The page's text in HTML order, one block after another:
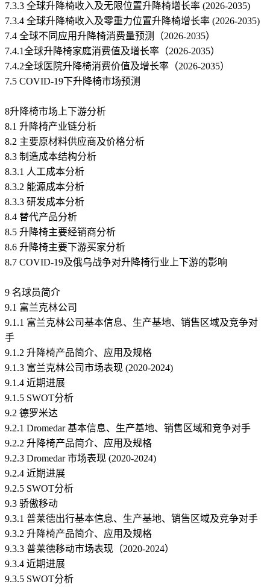
7.3.3 全球升降椅收入及无限位置升降椅增长率 (2026-2035)
7.3.4 全球升降椅收入及零重力位置升降椅增长率 (2026-2035)
7.4 全球不同应用升降椅消费量预测（2026-2035）
7.4.1全球升降椅家庭消费值及增长率（2026-2035）
7.4.2全球医院升降椅消费价值及增长率（2026-2035）
7.5 COVID-19下升降椅市场预测
8升降椅市场上下游分析
8.1 升降椅产业链分析
8.2 主要原材料供应商及价格分析
8.3 制造成本结构分析
8.3.1 人工成本分析
8.3.2 能源成本分析
8.3.3 研发成本分析
8.4 替代产品分析
8.5 升降椅主要经销商分析
8.6 升降椅主要下游买家分析
8.7 COVID-19及俄乌战争对升降椅行业上下游的影响
9 名球员简介
9.1 富兰克林公司
9.1.1 富兰克林公司基本信息、生产基地、销售区域及竞争对
手
9.1.2 升降椅产品简介、应用及规格
9.1.3 富兰克林公司市场表现 (2020-2024)
9.1.4 近期进展
9.1.5 SWOT分析
9.2 德罗米达
9.2.1 Dromedar 基本信息、生产基地、销售区域和竞争对手
9.2.2 升降椅产品简介、应用及规格
9.2.3 Dromedar 市场表现 (2020-2024)
9.2.4 近期进展
9.2.5 SWOT分析
9.3 骄傲移动
9.3.1 普莱德出行基本信息、生产基地、销售区域及竞争对手
9.3.2 升降椅产品简介、应用及规格
9.3.3 普莱德移动市场表现（2020-2024）
9.3.4 近期进展
9.3.5 SWOT分析